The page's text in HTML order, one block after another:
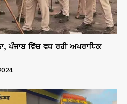
ਪੰਜਾਬ ਵਿੱਚ ਵਧ ਰਹੀ ਅਪਰਾਧਿਕ